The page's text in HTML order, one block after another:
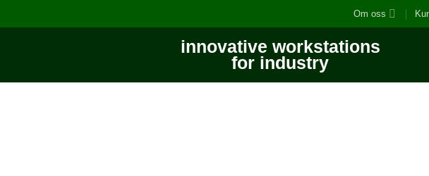
Om oss
innovative workstations
for industry